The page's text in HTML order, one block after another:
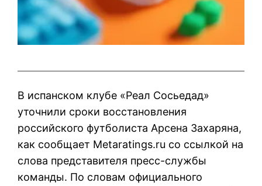
В испанском клубе «Реал Сосьедад»
уточнили сроки восстановления
российского футболиста Арсена Захаряна,
как сообщает Metaratings.ru со ссылкой на
слова представителя пресс-службы
команды. По словам официального